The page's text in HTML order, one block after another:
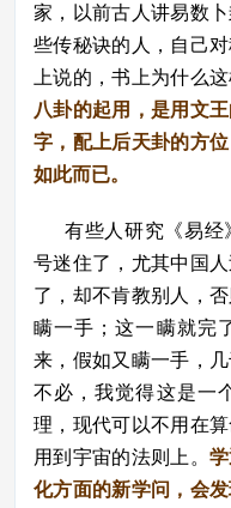
家，以前古人讲易数
些传秘诀的人，自己
上说的，书上为什么
八卦的起用，是用文
字，配上后天卦的方
如此而已。
有些人研究《易经
号迷住了，尤其中国
了，却不肯教别人，
瞒一手；这一瞒就完
来，假如又瞒一手，
不必，我觉得这是一
理，现代可以不用在
用到宇宙的法则上。
化方面的新学问，会